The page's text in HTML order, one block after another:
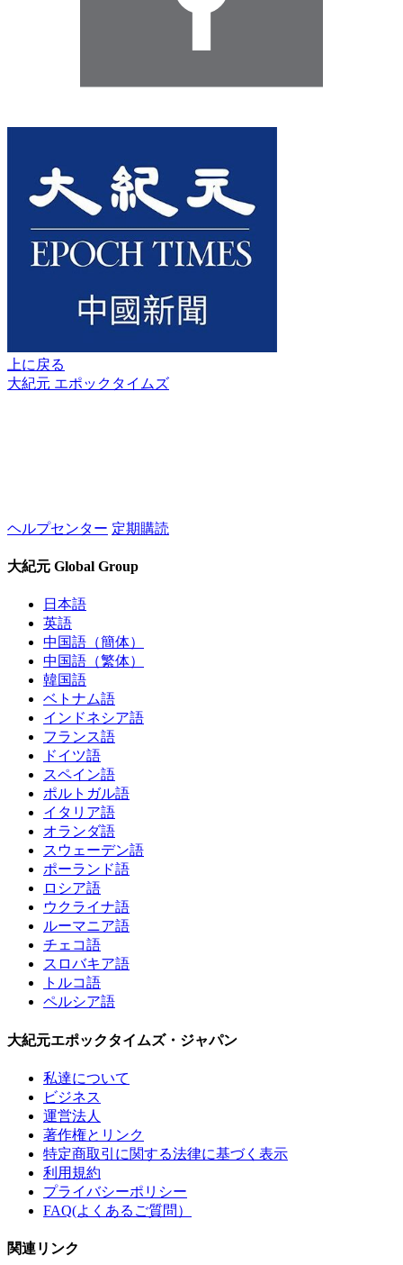
上に戻る
大紀元 エポックタイムズ
ヘルプセンター 定期購読
大紀元 Global Group
日本語
英語
中国語（簡体）
中国語（繁体）
韓国語
ベトナム語
インドネシア語
フランス語
ドイツ語
スペイン語
ポルトガル語
イタリア語
オランダ語
スウェーデン語
ポーランド語
ロシア語
ウクライナ語
ルーマニア語
チェコ語
スロバキア語
トルコ語
ペルシア語
大紀元エポックタイムズ・ジャパン
私達について
ビジネス
運営法人
著作権とリンク
特定商取引に関する法律に基づく表示
利用規約
プライバシーポリシー
FAQ(よくあるご質問）
関連リンク